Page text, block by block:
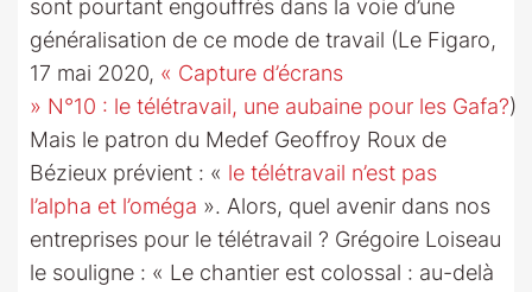
sont pourtant engouffrés dans la voie d’une
généralisation de ce mode de travail (Le Figaro,
17 mai 2020, « Capture d’écrans
» N°10 : le télétravail, une aubaine pour les Gafa?)
Mais le patron du Medef Geoffroy Roux de
Bézieux prévient : « le télétravail n’est pas
l’alpha et l’oméga ». Alors, quel avenir dans nos
entreprises pour le télétravail ? Grégoire Loiseau
le souligne : « Le chantier est colossal : au-delà